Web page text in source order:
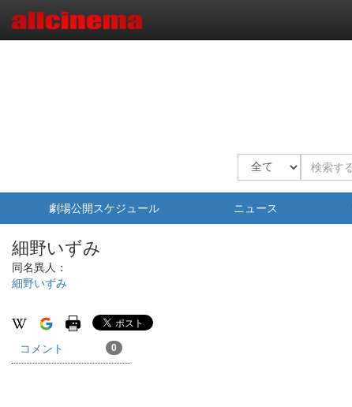
劇場公開スケジュール ニュース
細野いずみ
同名異人：
細野いずみ
コメント 0